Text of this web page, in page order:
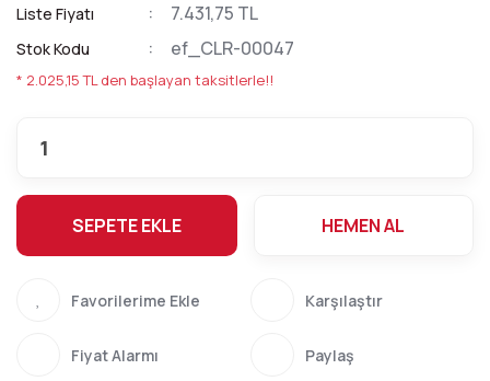
Liste Fiyatı 7.431,75 TL
Stok Kodu ef_CLR-00047
* 2.025,15 TL den başlayan taksitlerle!!
SEPETE EKLE HEMEN AL
Karşılaştır
Fiyat Alarmı Paylaş